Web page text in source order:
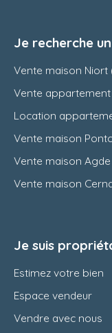
Je recherche
Vente maison Niort
Vente
Location
Vente maison
Vente maison
Vente maison
Je suis
Estimez votre bien
Espace vendeur
Vendre avec nous